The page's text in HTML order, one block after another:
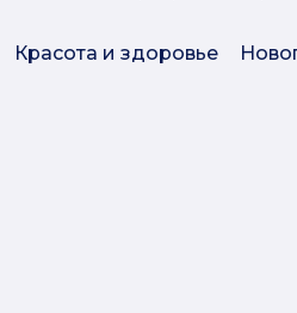
Красота и здоровье